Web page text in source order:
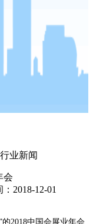
行业新闻
会
2018-12-01
2018中国会展业年会